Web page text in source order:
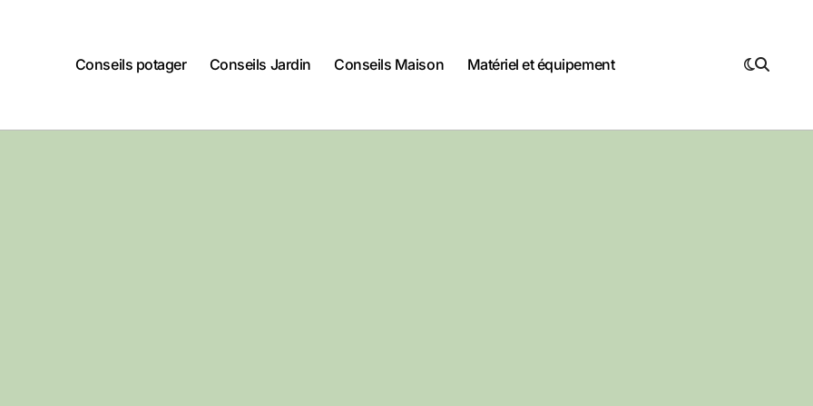
Conseils potager
Conseils Jardin Conseils Maison Matériel et équipement